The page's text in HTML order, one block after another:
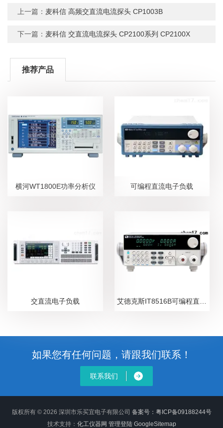
上一篇： 麦科信 高频交直流电流探头 CP1003B
下一篇： 麦科信 交直流电流探头 CP2100系列 CP2100X
推荐产品
横河WT1800E功率分析仪 可编程直流电子负载
交直流电子负载
如果您有任何问题，请跟我们联系！
联系我们
版权所有 © 2026 深圳市乐买宜电子有限公司 备案号：粤ICP备09188244号
技术支持： 化工仪器网 管理登陆 GoogleSitemap